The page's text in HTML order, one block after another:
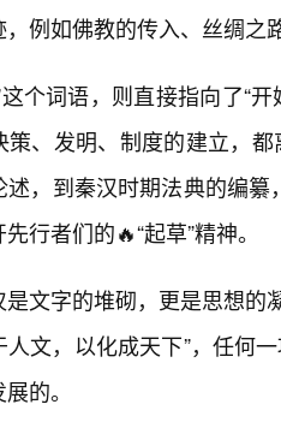
例如佛教的传入、丝绸之
个词语，则直接指向了“开
、发明、制度的建立，
述，到秦汉时期法典的编
行者们的🔥“起草”精神。
是文字的堆砌，更是思想的
文，以化成天下”，任何
的。